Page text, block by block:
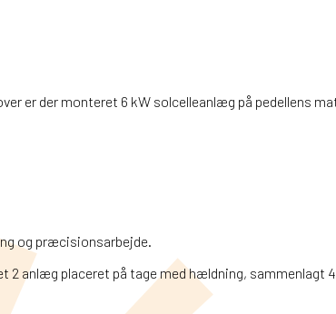
er der monteret 6 kW solcelleanlæg på pedellens
og præcisionsarbejde.
anlæg placeret på tage med hældning, sammenlagt